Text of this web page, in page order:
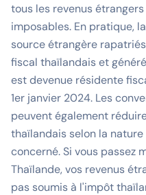
tous les revenus
imposables. En pratique,
source étrangère
fiscal thaïlandais et
est devenue résidente
1er janvier 2024. Les
peuvent également
thaïlandais selon la
concerné. Si vous passez
Thaïlande, vos revenus
pas soumis à l'impôt